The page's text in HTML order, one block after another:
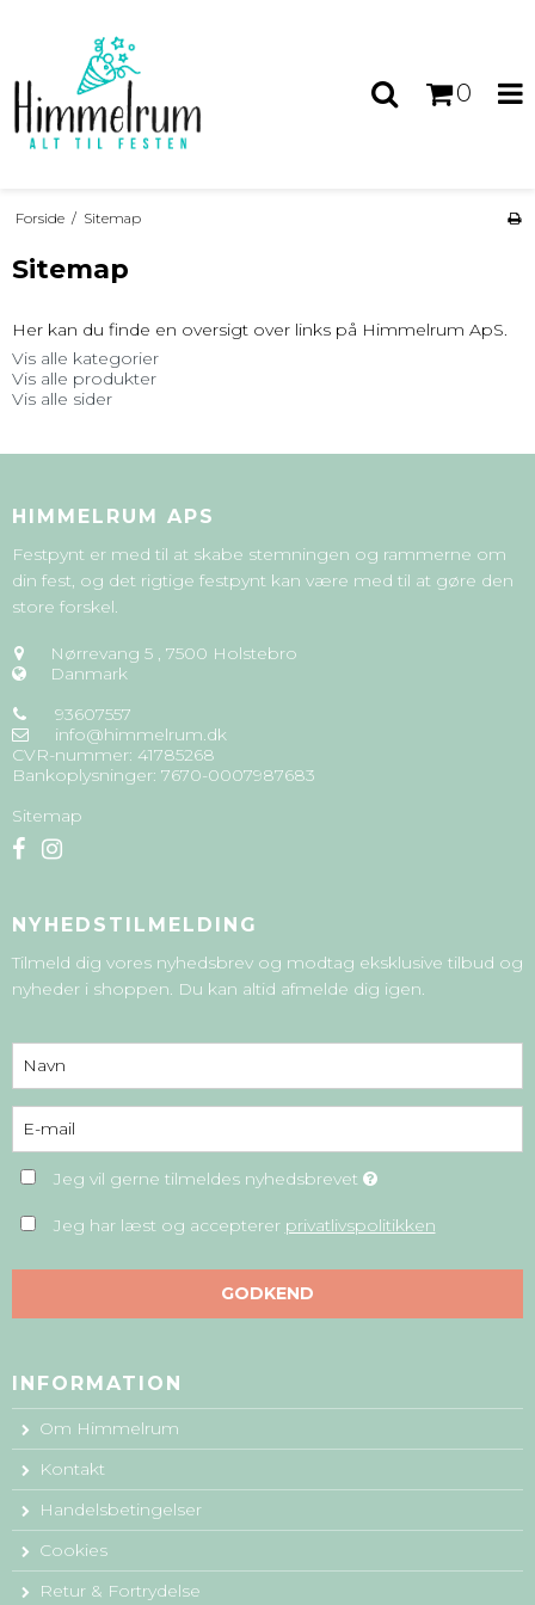
0
Forside / Sitemap
Sitemap
Her kan du finde en oversigt over links på Himmelrum ApS.
Vis alle kategorier
Vis alle produkter
Vis alle sider
HIMMELRUM APS
Festpynt er med til at skabe stemningen og rammerne om
din fest, og det rigtige festpynt kan være med til at gøre den
store forskel.
Nørrevang 5 , 7500 Holstebro
Danmark
93607557
info@himmelrum.dk
CVR-nummer: 41785268
Bankoplysninger: 7670-0007987683
Sitemap
NYHEDSTILMELDING
Tilmeld dig vores nyhedsbrev og modtag eksklusive tilbud og
nyheder i shoppen. Du kan altid afmelde dig igen.
Jeg vil gerne tilmeldes nyhedsbrevet
Jeg har læst og accepterer privatlivspolitikken
GODKEND
INFORMATION
Om Himmelrum
Kontakt
Handelsbetingelser
Cookies
Retur & Fortrydelse